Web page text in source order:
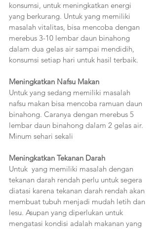
konsumsi, untuk meningkatkan energi
yang berkurang. Untuk yang memiliki
masalah vitalitas, bisa mencoba dengan
merebus 3-10 lembar daun binahong
dalam dua gelas air sampai mendidih,
konsumsi setiap hari untuk hasil terbaik.
Meningkatkan Nafsu Makan
Untuk yang sedang memiliki masalah
nafsu makan bisa mencoba ramuan daun
binahong. Caranya dengan merebus 5
lembar daun binahong dalam 2 gelas air.
Minum sehari sekali
Meningkatkan Tekanan Darah
Untuk  yang memiliki masalah dengan
tekanan darah rendah perlu untuk segera
diatasi karena tekanan darah rendah akan
membuat tubuh menjadi mudah letih dan
lesu. Asupan yang diperlukan untuk
mengatasi kondisi adalah makanan yang